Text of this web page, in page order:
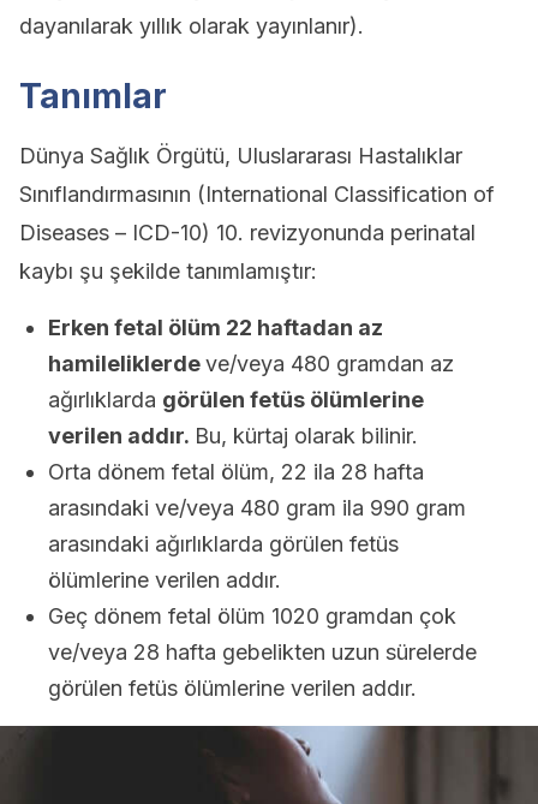
dayanılarak yıllık olarak yayınlanır).
Tanımlar
Dünya Sağlık Örgütü, Uluslararası Hastalıklar
Sınıflandırmasının (International Classification of
Diseases – ICD-10) 10. revizyonunda perinatal
kaybı şu şekilde tanımlamıştır:
Erken fetal ölüm 22 haftadan az
hamileliklerdeve/veya 480 gramdan az
ağırlıklarda görülen fetüs ölümlerine
verilen addır. Bu, kürtaj olarak bilinir.
Orta dönem fetal ölüm, 22 ila 28 hafta
arasındaki ve/veya 480 gram ila 990 gram
arasındaki ağırlıklarda görülen fetüs
ölümlerine verilen addır.
Geç dönem fetal ölüm 1020 gramdan çok
ve/veya 28 hafta gebelikten uzun sürelerde
görülen fetüs ölümlerine verilen addır.